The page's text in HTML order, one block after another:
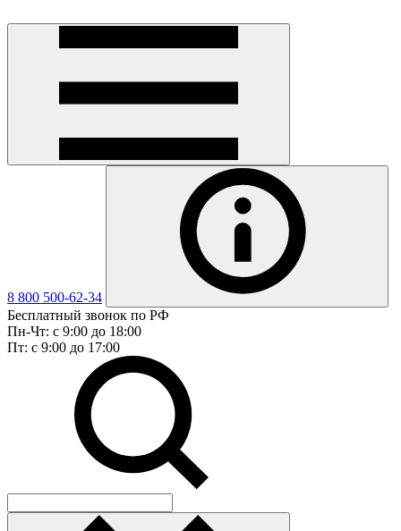
8 800 500-62-34
Бесплатный звонок по РФ
Пн-Чт: с 9:00 до 18:00
Пт: с 9:00 до 17:00